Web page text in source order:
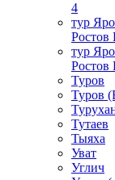
4
тур
Ростов
тур
Ростов
Туров
Туров
Тутаев
Тыяха
Уват
Углич